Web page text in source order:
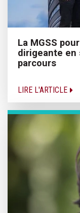
La MGSS
dirigeante en
parcours
LIRE L'ARTICLE